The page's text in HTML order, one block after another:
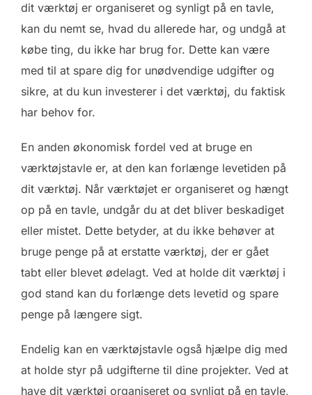
dit værktøj er organiseret og synligt på en tavle,
kan du nemt se, hvad du allerede har, og undgå at
købe ting, du ikke har brug for. Dette kan være
med til at spare dig for unødvendige udgifter og
sikre, at du kun investerer i det værktøj, du faktisk
har behov for.
En anden økonomisk fordel ved at bruge en
værktøjstavle er, at den kan forlænge levetiden på
dit værktøj. Når værktøjet er organiseret og hængt
op på en tavle, undgår du at det bliver beskadiget
eller mistet. Dette betyder, at du ikke behøver at
bruge penge på at erstatte værktøj, der er gået
tabt eller blevet ødelagt. Ved at holde dit værktøj i
god stand kan du forlænge dets levetid og spare
penge på længere sigt.
Endelig kan en værktøjstavle også hjælpe dig med
at holde styr på udgifterne til dine projekter. Ved at
have dit værktøj organiseret og synligt på en tavle,